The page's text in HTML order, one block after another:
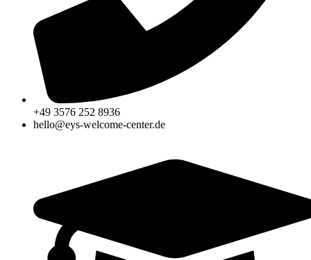
+49 3576 252 8936
hello@eys-welcome-center.de